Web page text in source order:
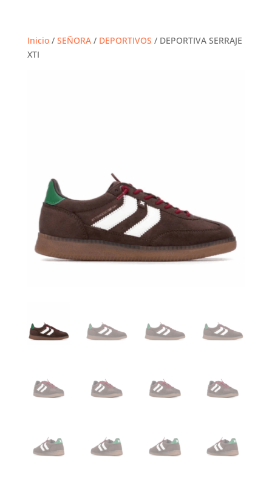
Inicio/ SEÑORA/ DEPORTIVOS / DEPORTIVA SERRAJE
XTI